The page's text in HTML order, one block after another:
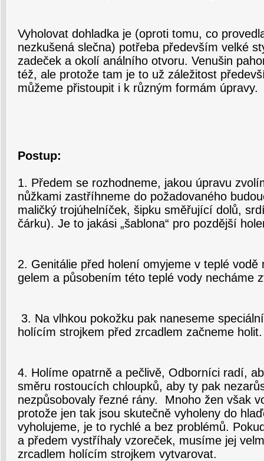
Vyholovat dohladka je (oproti tomu, co
nezkušená slečna) potřeba především velké
zadeček a okolí análního otvoru. Venušin
též, ale protože tam je to už záležitost
můžeme přistoupit i k různým formám úpravy.
Postup:
1. Předem se rozhodneme, jakou úpravu
nůžkami zastříhneme do požadovaného
maličký trojúhelníček, šipku směřující dolů,
čárku). Je to jakási „šablona“ pro pozdější
2. Genitálie před holení omyjeme v teplé vodě
gelem a působením této teplé vody necháme
3. Na vlhkou pokožku pak naneseme
holícím strojkem před zrcadlem začneme holit.
4. Holíme opatrně a pečlivě, Odborníci radí,
směru rostoucích chloupků, aby ty pak
nezpůsobovaly řezné rány. Mnoho žen však
protože jen tak jsou skutečně vyholeny do
vyholujeme, je to rychlé a bez problémů.
a předem vystříhaly vzoreček, musíme jej
zrcadlem holícím strojkem vytvarovat.